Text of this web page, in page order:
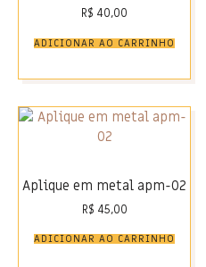
R$ 40,00
ADICIONAR AO CARRINHO
Aplique em metal apm-02
R$ 45,00
ADICIONAR AO CARRINHO